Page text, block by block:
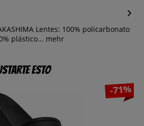
Lentes: 100% policarbonato
plástico... mehr
esto
-71%